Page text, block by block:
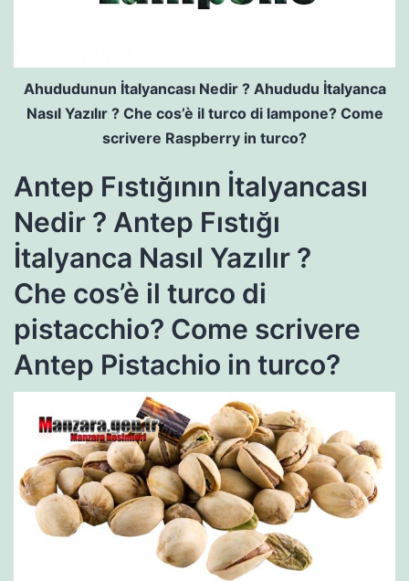
Ahududunun İtalyancası Nedir ? Ahududu İtalyanca
Nasıl Yazılır ? Che cos’è il turco di lampone? Come
scrivere Raspberry in turco?
Antep Fıstığının İtalyancası
Nedir ? Antep Fıstığı
İtalyanca Nasıl Yazılır ?
Che cos’è il turco di
pistacchio? Come scrivere
Antep Pistachio in turco?